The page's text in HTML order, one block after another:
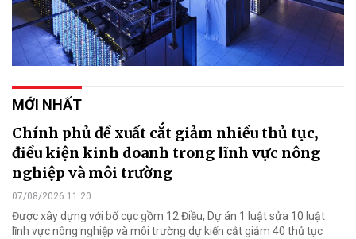
MỚI NHẤT
Chính phủ đề xuất cắt giảm nhiều thủ tục,
điều kiện kinh doanh trong lĩnh vực nông
nghiệp và môi trường
07/08/2026 11:20
Được xây dựng với bố cục gồm 12 Điều, Dự án 1 luật sửa 10 luật
lĩnh vực nông nghiệp và môi trường dự kiến cắt giảm 40 thủ tục